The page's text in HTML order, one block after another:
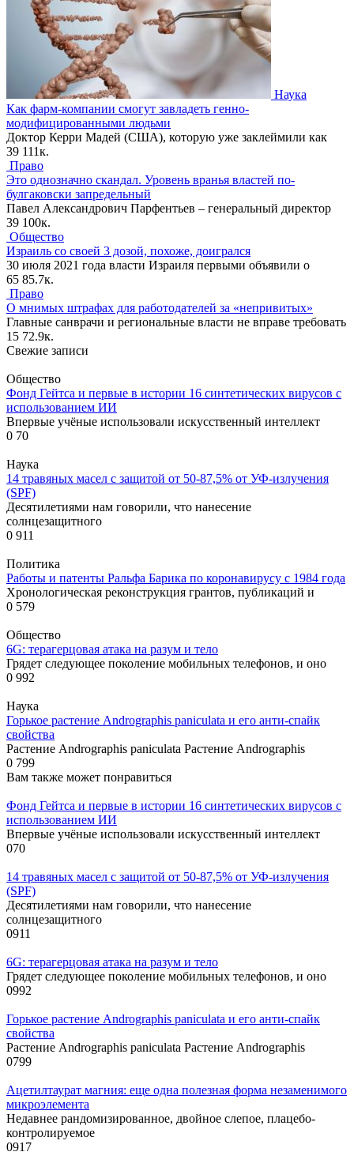
Наука
Как фарм-компании смогут завладеть генно-
модифицированными людьми
Доктор Керри Мадей (США), которую уже заклеймили как
39 111к.
Право
Это однозначно скандал. Уровень вранья властей по-
булгаковски запредельный
Павел Александрович Парфентьев – генеральный директор
39 100к.
Общество
Израиль со своей 3 дозой, похоже, доигрался
30 июля 2021 года власти Израиля первыми объявили о
65 85.7к.
Право
О мнимых штрафах для работодателей за «непривитых»
Главные санврачи и региональные власти не вправе требовать
15 72.9к.
Свежие записи
Общество
Фонд Гейтса и первые в истории 16 синтетических вирусов с
использованием ИИ
Впервые учёные использовали искусственный интеллект
0 70
Наука
14 травяных масел с защитой от 50-87,5% от УФ-излучения
(SPF)
Десятилетиями нам говорили, что нанесение
солнцезащитного
0 911
Политика
Работы и патенты Ральфа Барика по коронавирусу с 1984 года
Хронологическая реконструкция грантов, публикаций и
0 579
Общество
6G: терагерцовая атака на разум и тело
Грядет следующее поколение мобильных телефонов, и оно
0 992
Наука
Горькое растение Andrographis paniculata и его анти-спайк
свойства
Растение Andrographis paniculata Растение Andrographis
0 799
Вам также может понравиться
Фонд Гейтса и первые в истории 16 синтетических вирусов с
использованием ИИ
Впервые учёные использовали искусственный интеллект
070
14 травяных масел с защитой от 50-87,5% от УФ-излучения
(SPF)
Десятилетиями нам говорили, что нанесение
солнцезащитного
0911
6G: терагерцовая атака на разум и тело
Грядет следующее поколение мобильных телефонов, и оно
0992
Горькое растение Andrographis paniculata и его анти-спайк
свойства
Растение Andrographis paniculata Растение Andrographis
0799
Ацетилтаурат магния: еще одна полезная форма незаменимого
микроэлемента
Недавнее рандомизированное, двойное слепое, плацебо-
контролируемое
0917